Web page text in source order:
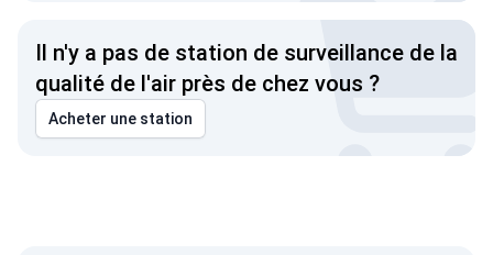
Il n'y a pas de station de surveillance de la
qualité de l'air près de chez vous ?
Acheter une station